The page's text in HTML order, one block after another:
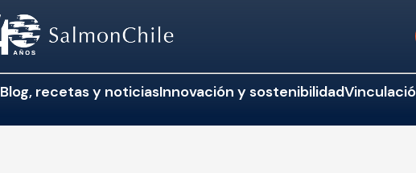
Blog, recetas y noticiasInnovación y sostenibilidad